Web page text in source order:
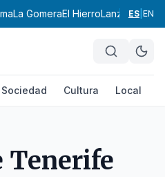
La GomeraEl HierroLanzarote
ES EN
Sociedad Cultura Local
Tenerife